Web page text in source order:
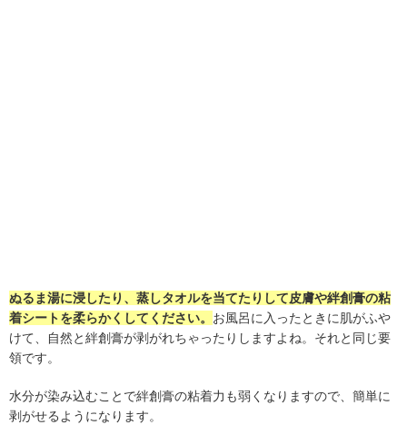
ぬるま湯に浸したり、蒸しタオルを当てたりして皮膚や絆創膏の粘
着シートを柔らかくしてください。 お風呂に入ったときに肌がふや
けて、自然と絆創膏が剥がれちゃったりしますよね。それと同じ要
領です。
水分が染み込むことで絆創膏の粘着力も弱くなりますので、簡単に
剥がせるようになります。